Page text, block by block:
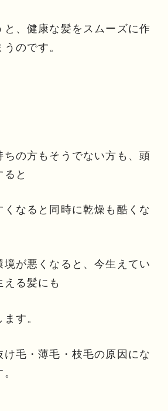
と、健康な髪をスムーズに作
のです。
ちの方もそうでない方も、頭
と
くなると同時に乾燥も酷くな
が悪くなると、今生えてい
える髪にも
す。
け毛・薄毛・枝毛の原因にな